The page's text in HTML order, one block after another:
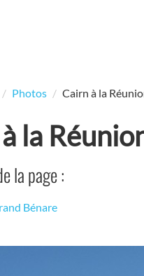
Photos Cairn à la
la
la page :
Bénare